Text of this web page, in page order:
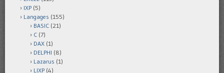
IXP (5)
Langages (155)
BASIC (21)
C (7)
DAX (1)
DELPHI (8)
Lazarus (1)
LIXP (4)